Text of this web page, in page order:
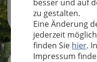
Sucheingabe
besser und auf
zu gestalten.
Eine Änderung
jederzeit
finden Sie hier.
Impressum